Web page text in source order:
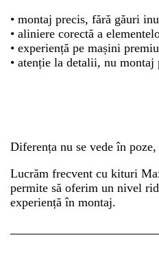
• montaj precis, fără găuri
• aliniere corectă a
• experiență pe mașini
• atenție la detalii, nu montaj
Diferența nu se vede în
Lucrăm frecvent cu kituri
permite să oferim un nivel
experiență în montaj.